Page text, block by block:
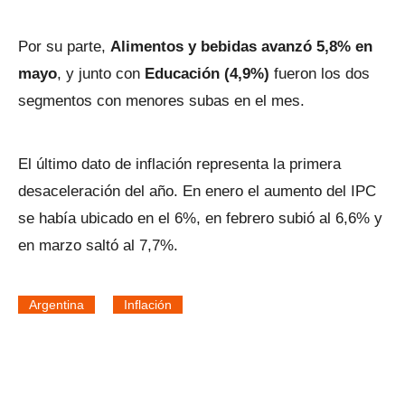
Por su parte, Alimentos y bebidas avanzó 5,8% en
mayo, y junto con Educación (4,9%) fueron los dos
segmentos con menores subas en el mes.
El último dato de inflación representa la primera
desaceleración del año. En enero el aumento del IPC
se había ubicado en el 6%, en febrero subió al 6,6% y
en marzo saltó al 7,7%.
Argentina Inflación